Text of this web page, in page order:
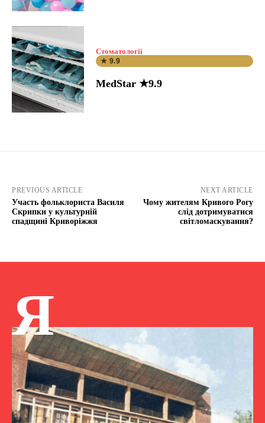
Стоматології
★ 9.9
MedStar ★9.9
PREVIOUS ARTICLE
Участь фольклориста Василя
Скрипки у культурній
спадщині Криворіжжя
NEXT ARTICLE
Чому жителям Кривого Рогу
слід дотримуватися
світломаскування?
Я